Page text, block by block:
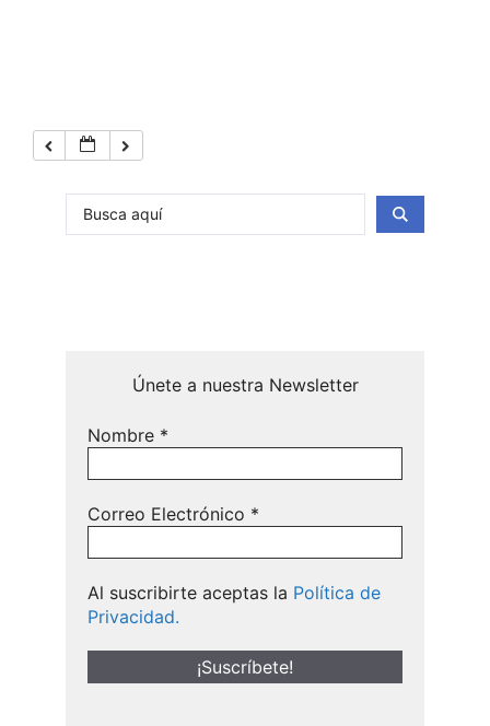
Únete a nuestra Newsletter
Nombre *
Correo Electrónico *
Al suscribirte aceptas la Política de
Privacidad.